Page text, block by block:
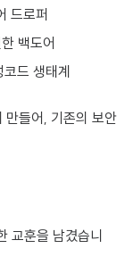
드로퍼
백도어
드 생태계
만들어, 기존의 보안
교훈을 남겼습니